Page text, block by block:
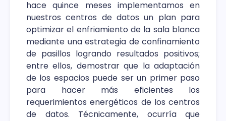
hace quince meses implementamos en
nuestros centros de datos un plan para
optimizar el enfriamiento de la sala blanca
mediante una estrategia de confinamiento
de pasillos logrando resultados positivos;
entre ellos, demostrar que la adaptación
de los espacios puede ser un primer paso
para hacer más eficientes los
requerimientos energéticos de los centros
de datos. Técnicamente, ocurría que